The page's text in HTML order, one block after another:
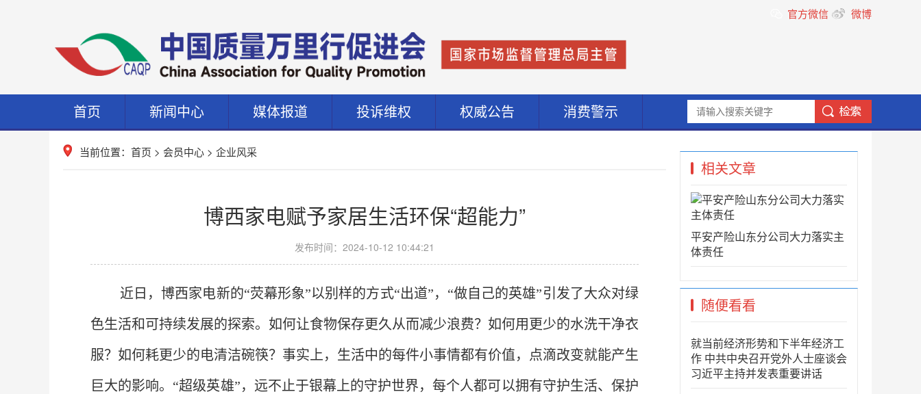
官方微信 微博
首页 新闻中心 媒体报道 投诉维权 权威公告 消费警示
当前位置： 首页 > 会员中心 > 企业风采
博西家电赋予家居生活环保“超能力”
发布时间：2024-10-12 10:44:21
近日，博西家电新的“荧幕形象”以别样的方式“出道”，“做自己的英雄”引发了大众对绿
色生活和可持续发展的探索。如何让食物保存更久从而减少浪费？如何用更少的水洗干净衣
服？如何耗更少的电清洁碗筷？事实上，生活中的每件小事情都有价值，点滴改变就能产生
巨大的影响。“超级英雄”，远不止于银幕上的守护世界，每个人都可以拥有守护生活、保护
相关文章
平安产险山东分公司大力落实主
体责任
随便看看
就当前经济形势和下半年经济工
作 中共中央召开党外人士座谈会
习近平主持并发表重要讲话